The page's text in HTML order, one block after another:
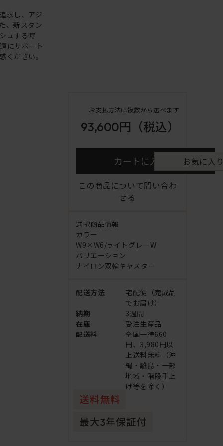
求し、アジ
、新スタン
ュする時
にサポート
ください。
お支払方法は複数から選べます
93,600円 （税込）
カートに入れる お気に入
この商品について問い合わ
せる
選択商品情報
カラー
W9×W6/ライトグレーW
バリエーション
ナイロン双輪キャスター
配送方法
宅配便（完成品
でお届け）
納期
3週間
在庫
受注生産品
配送料
全国一律660
円、3,980円以
上送料無料（沖
縄・離島・一部
地域・階段手上
げ等を除く）